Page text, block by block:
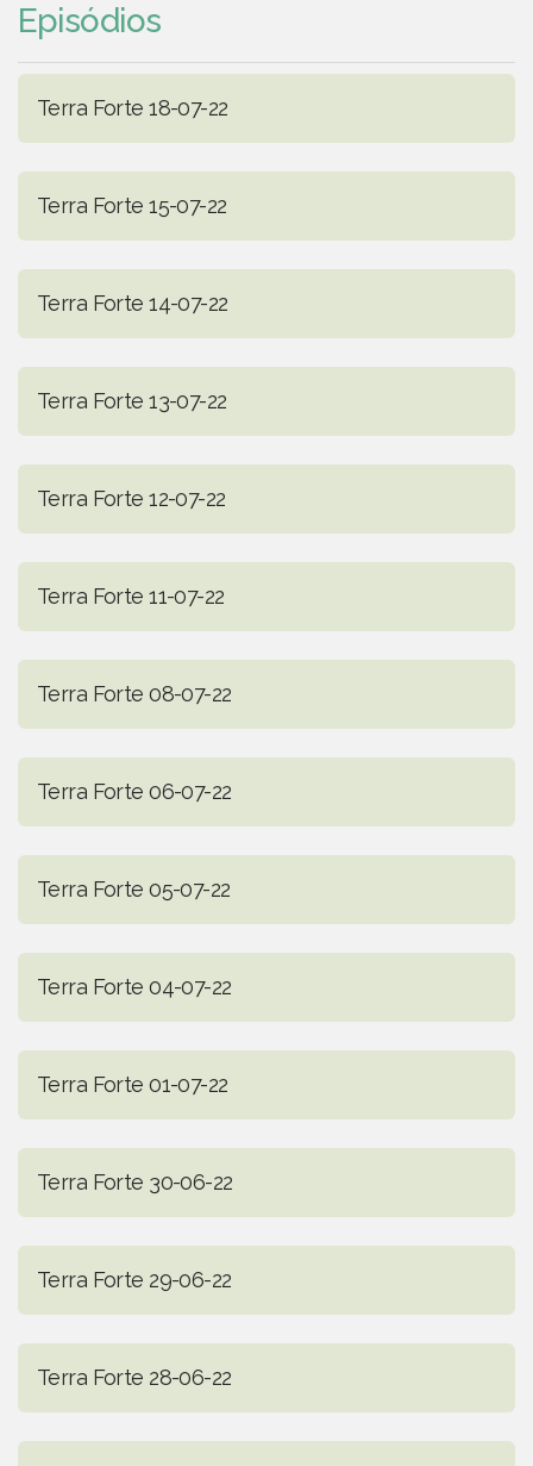
Episódios
Terra Forte 18-07-22
Terra Forte 15-07-22
Terra Forte 14-07-22
Terra Forte 13-07-22
Terra Forte 12-07-22
Terra Forte 11-07-22
Terra Forte 08-07-22
Terra Forte 06-07-22
Terra Forte 05-07-22
Terra Forte 04-07-22
Terra Forte 01-07-22
Terra Forte 30-06-22
Terra Forte 29-06-22
Terra Forte 28-06-22